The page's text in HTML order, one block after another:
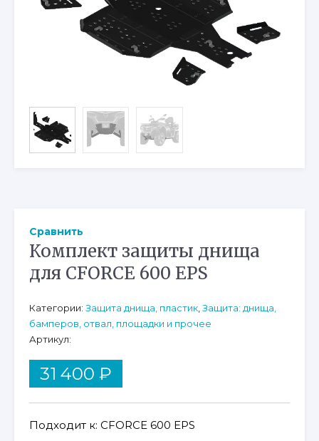
Комплект защиты днища
для CFORCE 600 EPS
31 400 ₽
Подходит к: CFORCE 600 EPS
Сравнить
Категории: Защита днища, пластик,Защита: днища,
бамперов, отвал, площадки и прочее
Артикул: